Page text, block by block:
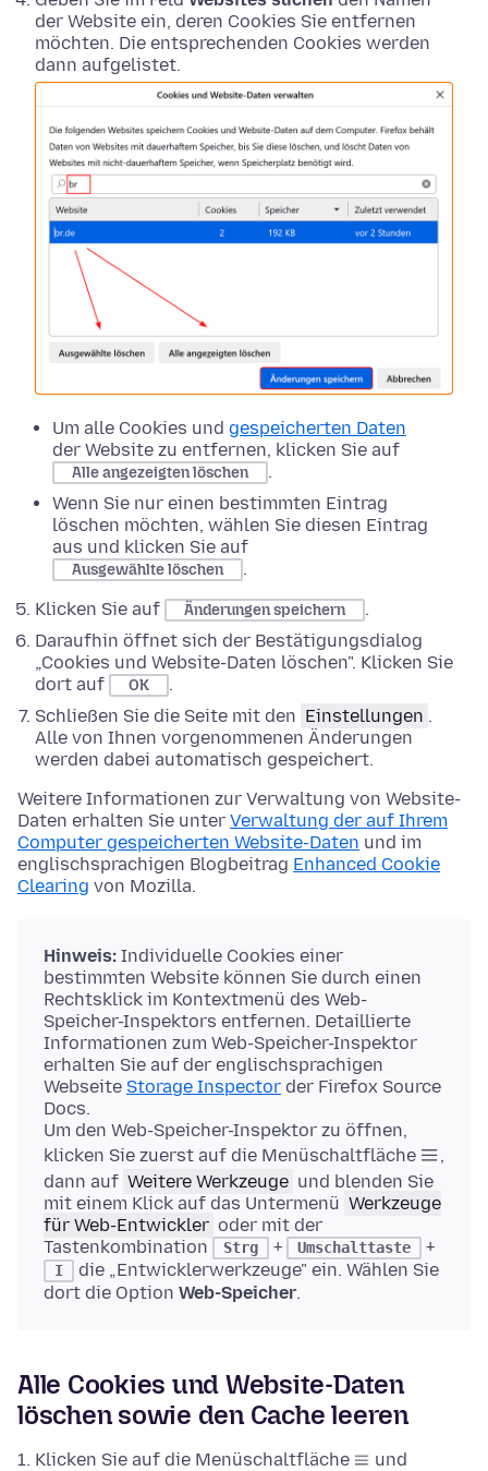
der Website ein, deren Cookies Sie entfernen
möchten. Die entsprechenden Cookies werden
dann aufgelistet.
Um alle Cookies und gespeicherten Daten
der Website zu entfernen, klicken Sie auf
Alle angezeigten löschen
.
Wenn Sie nur einen bestimmten Eintrag
löschen möchten, wählen Sie diesen Eintrag
aus und klicken Sie auf
Ausgewählte löschen
.
Klicken Sie auf
Änderungen speichern
.
Daraufhin öffnet sich der Bestätigungsdialog
„Cookies und Website-Daten löschen". Klicken Sie
dort auf
OK
.
Schließen Sie die Seite mit den Einstellungen .
Alle von Ihnen vorgenommenen Änderungen
werden dabei automatisch gespeichert.
Weitere Informationen zur Verwaltung von Website-
Daten erhalten Sie unter Verwaltung der auf Ihrem
Computer gespeicherten Website-Daten und im
englischsprachigen Blogbeitrag Enhanced Cookie
Clearing von Mozilla.
Hinweis: Individuelle Cookies einer
bestimmten Website können Sie durch einen
Rechtsklick im Kontextmenü des Web-
Speicher-Inspektors entfernen. Detaillierte
Informationen zum Web-Speicher-Inspektor
erhalten Sie auf der englischsprachigen
Webseite Storage Inspector der Firefox Source
Docs.
Um den Web-Speicher-Inspektor zu öffnen,
klicken Sie zuerst auf die Menüschaltfläche
,
dann auf Weitere Werkzeuge und blenden Sie
mit einem Klick auf das Untermenü Werkzeuge
für Web-Entwickler oder mit der
Tastenkombination
Strg + Umschalttaste +
I
die „Entwicklerwerkzeuge" ein. Wählen Sie
dort die Option Web-Speicher.
Alle Cookies und Website-Daten
löschen sowie den Cache leeren
Klicken Sie auf die Menüschaltfläche
und